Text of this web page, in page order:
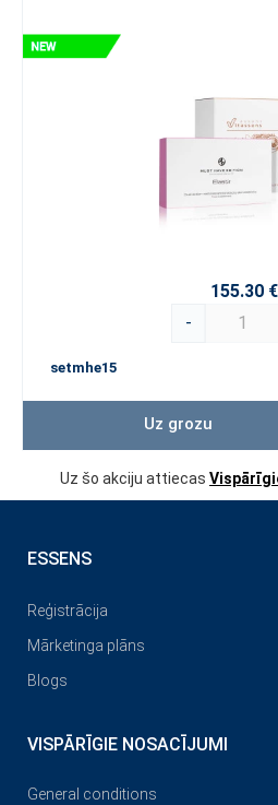
155.30 €
-
setmhe15
Uz grozu
Uz šo akciju attiecas
ESSENS
Reģistrācija
Mārketinga plāns
Blogs
VISPĀRĪGIE NOSACĪJUMI
General conditions